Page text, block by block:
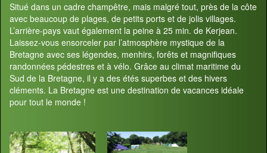
Situé dans un cadre champêtre, mais malgré tout, près de la côte
avec beaucoup de plages, de petits ports et de jolis villages.
L’arrière-pays vaut également la peine à 25 min. de Kerjean.
Laissez-vous ensorceler par l’atmosphère mystique de la
Bretagne avec ses légendes, menhirs, forêts et magnifiques
randonnées pédestres et à vélo. Grâce au climat maritime du
Sud de la Bretagne, il y a des étés superbes et des hivers
cléments. La Bretagne est une destination de vacances idéale
pour tout le monde !